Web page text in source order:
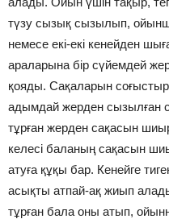
түзу сызық сызылып,
немесе екі-екі кенейден
араларына бір сүйемдей
қояды. Сақаларын
адымдай жерден сызылған
тұрған жерден сақасын
келесі баланың сақасын
атуға құқы бар. Кенейге
асықты атпай-ақ жиып
тұрған бала оны атып,